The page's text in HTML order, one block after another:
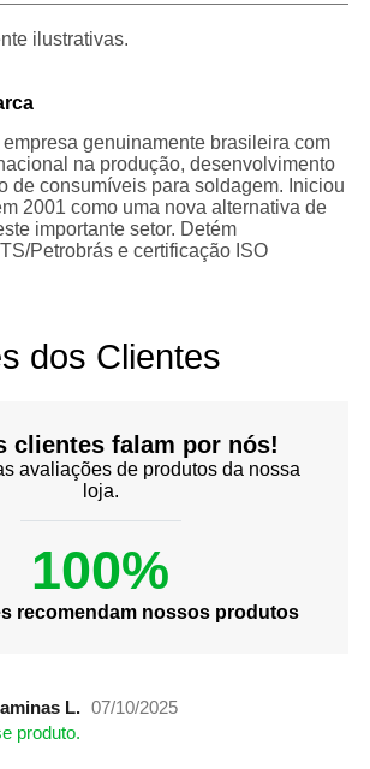
ilustrativas.
genuinamente brasileira com
na produção, desenvolvimento
de consumíveis para soldagem. Iniciou
2001 como uma nova alternativa de
importante setor. Detém
Petrobrás e certificação ISO
dos Clientes
clientes falam por nós!
avaliações de produtos da nossa
loja.
100%
recomendam nossos produtos
L. 07/10/2025
produto.